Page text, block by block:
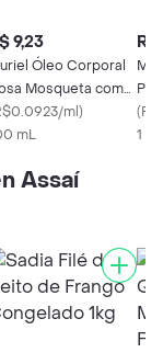
9,23
Óleo Corporal
Mosqueta com
100ml
ml)
mL
R$
(
1 x
Assaí